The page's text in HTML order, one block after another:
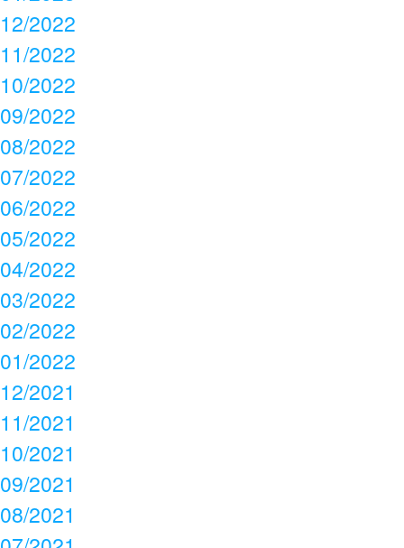
12/2022
11/2022
10/2022
09/2022
08/2022
07/2022
06/2022
05/2022
04/2022
03/2022
02/2022
01/2022
12/2021
11/2021
10/2021
09/2021
08/2021